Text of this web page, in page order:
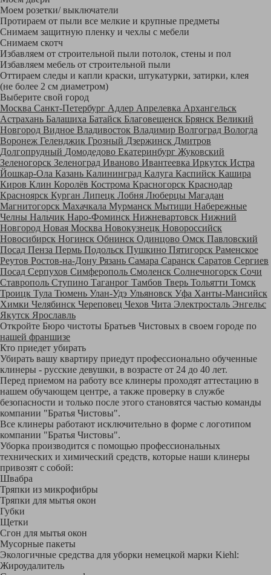
Моем розетки/ выключатели
Протираем от пыли все мелкие и крупные предметы
Снимаем защитную пленку и чехлы с мебели
Снимаем скотч
Избавляем от строительной пыли потолок, стены и пол
Избавляем мебель от строительной пыли
Оттираем следы и капли краски, штукатурки, затирки, клея
(не более 2 см диаметром)
Выберите свой город
Москва Санкт-Петербург Адлер Апрелевка Архангельск
Астрахань Балашиха Батайск Благовещенск Брянск Великий
Новгород Видное Владивосток Владимир Волгоград Вологда
Воронеж Геленджик Грозный Дзержинск Дмитров
Долгопрудный Домодедово Екатеринбург Жуковский
Зеленогорск Зеленоград Иваново Ивантеевка Иркутск Истра
Йошкар-Ола Казань Калининград Калуга Каспийск Кашира
Киров Клин Королёв Кострома Красногорск Краснодар
Красноярск Курган Липецк Лобня Люберцы Магадан
Магнитогорск Махачкала Мурманск Мытищи Набережные
Челны Нальчик Наро-Фоминск Нижневартовск Нижний
Новгород Новая Москва Новокузнецк Новороссийск
Новосибирск Ногинск Обнинск Одинцово Омск Павловский
Посад Пенза Пермь Подольск Пушкино Пятигорск Раменское
Реутов Ростов-на-Дону Рязань Самара Саранск Саратов Сергиев
Посад Серпухов Симферополь Смоленск Солнечногорск Сочи
Ставрополь Ступино Таганрог Тамбов Тверь Тольятти Томск
Троицк Тула Тюмень Улан-Удэ Ульяновск Уфа Ханты-Мансийск
Химки Челябинск Череповец Чехов Чита Электросталь Энгельс
Якутск Ярославль
Откройте Бюро чистоты Братьев Чистовых в своем городе по
нашей франшизе
Кто приедет убирать
Убирать вашу квартиру приедут профессионально обученные
клинеры - русские девушки, в возрасте от 24 до 40 лет.
Перед приемом на работу все клинеры проходят аттестацию в
нашем обучающем центре, а также проверку в службе
безопасности и только после этого становятся частью команды
компании "Братья Чистовы".
Все клинеры работают исключительно в форме с логотипом
компании "Братья Чистовы".
Уборка производится с помощью профессиональных
технических и химический средств, которые наши клинеры
привозят с собой:
Швабра
Тряпки из микрофибры
Тряпки для мытья окон
Губки
Щетки
Сгон для мытья окон
Мусорные пакеты
Экологичные средства для уборки немецкой марки Kiehl:
Жироудалитель